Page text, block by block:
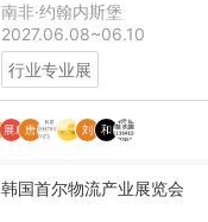
南非·约翰内斯堡
2027.06.08~06.10
行业专业展
韩国首尔物流产业展览会